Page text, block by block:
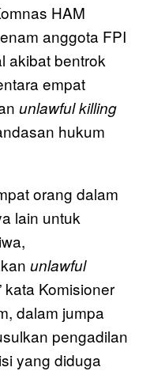
HAM
anggota FPI
akibat bentrok
empat
unlawful killing
hukum
orang dalam
lain untuk
unlawful
kata Komisioner
dalam jumpa
pengadilan
yang diduga